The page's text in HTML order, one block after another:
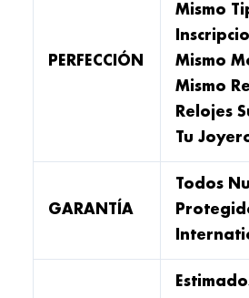
PERFECCIÓN
Mismo
Mismo
Mismo
Relojes
Tu
GARANTÍA
Todos